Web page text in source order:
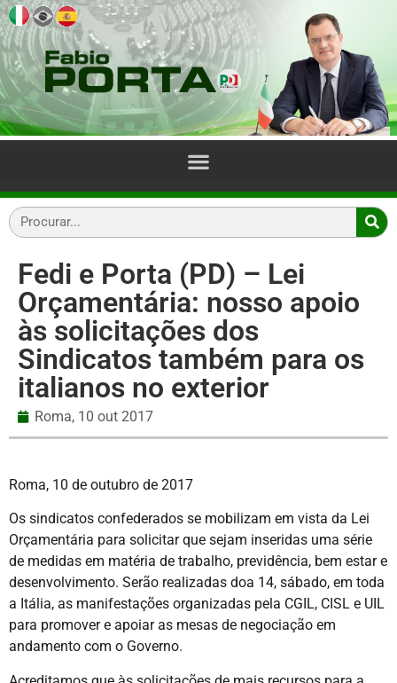
Fedi e Porta (PD) – Lei
Orçamentária: nosso apoio
às solicitações dos
Sindicatos também para os
italianos no exterior
Roma, 10 out 2017
Roma, 10 de outubro de 2017
Os sindicatos confederados se mobilizam em vista da Lei
Orçamentária para solicitar que sejam inseridas uma série
de medidas em matéria de trabalho, previdência, bem estar e
desenvolvimento. Serão realizadas doa 14, sábado, em toda
a Itália, as manifestações organizadas pela CGIL, CISL e UIL
para promover e apoiar as mesas de negociação em
andamento com o Governo.